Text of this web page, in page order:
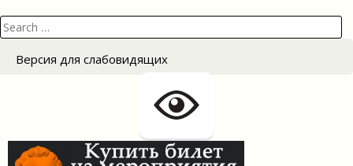
Search
for:
Версия для слабовидящих